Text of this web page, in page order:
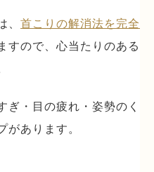
首こりの解消法を完全
すので、心当たりのある
ぎ・目の疲れ・姿勢のく
あります。